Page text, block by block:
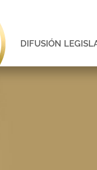
DIFUSIÓN